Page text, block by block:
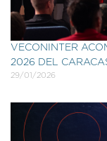
VECONINTER
2026 DEL
29/01/2026